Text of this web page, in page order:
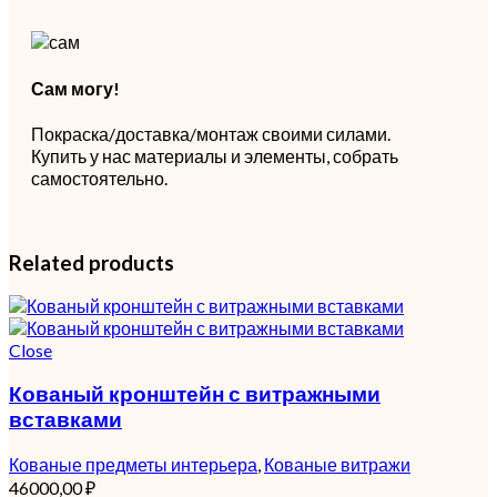
Сам могу!
Покраска/доставка/монтаж своими силами.
Купить у нас материалы и элементы, собрать
самостоятельно.
Related products
Close
Кованый кронштейн с витражными
вставками
Кованые предметы интерьера, Кованые витражи
46000,00₽